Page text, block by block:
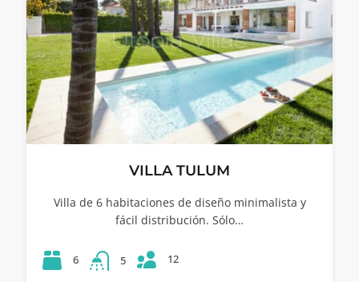
VILLA TULUM
Villa de 6 habitaciones de diseño minimalista y
fácil distribución. Sólo…
6 5 12